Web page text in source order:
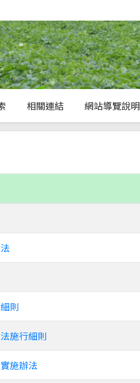
相關連結 網站導覽說明
則
施行細則
施辦法